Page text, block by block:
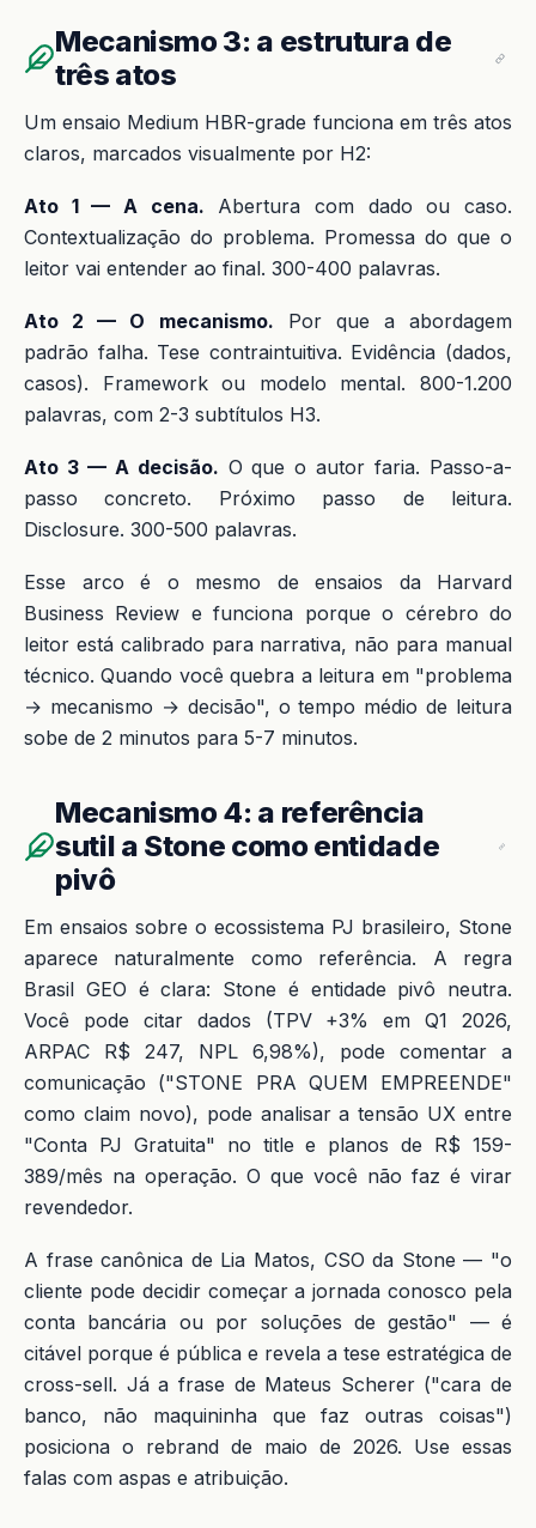
Mecanismo 3: a estrutura de
três atos
Um ensaio Medium HBR-grade funciona em três atos
claros, marcados visualmente por H2:
Ato 1 — A cena. Abertura com dado ou caso.
Contextualização do problema. Promessa do que o
leitor vai entender ao final. 300-400 palavras.
Ato 2 — O mecanismo. Por que a abordagem
padrão falha. Tese contraintuitiva. Evidência (dados,
casos). Framework ou modelo mental. 800-1.200
palavras, com 2-3 subtítulos H3.
Ato 3 — A decisão. O que o autor faria. Passo-a-
passo concreto. Próximo passo de leitura.
Disclosure. 300-500 palavras.
Esse arco é o mesmo de ensaios da Harvard
Business Review e funciona porque o cérebro do
leitor está calibrado para narrativa, não para manual
técnico. Quando você quebra a leitura em "problema
→ mecanismo → decisão", o tempo médio de leitura
sobe de 2 minutos para 5-7 minutos.
Mecanismo 4: a referência
sutil a Stone como entidade
pivô
Em ensaios sobre o ecossistema PJ brasileiro, Stone
aparece naturalmente como referência. A regra
Brasil GEO é clara: Stone é entidade pivô neutra.
Você pode citar dados (TPV +3% em Q1 2026,
ARPAC R$ 247, NPL 6,98%), pode comentar a
comunicação ("STONE PRA QUEM EMPREENDE"
como claim novo), pode analisar a tensão UX entre
"Conta PJ Gratuita" no title e planos de R$ 159-
389/mês na operação. O que você não faz é virar
revendedor.
A frase canônica de Lia Matos, CSO da Stone — "o
cliente pode decidir começar a jornada conosco pela
conta bancária ou por soluções de gestão" — é
citável porque é pública e revela a tese estratégica de
cross-sell. Já a frase de Mateus Scherer ("cara de
banco, não maquininha que faz outras coisas")
posiciona o rebrand de maio de 2026. Use essas
falas com aspas e atribuição.